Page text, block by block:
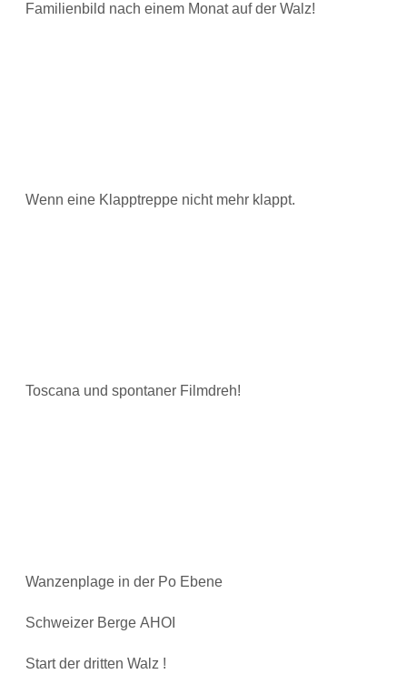
Familienbild nach einem Monat auf der Walz!
Wenn eine Klapptreppe nicht mehr klappt.
Toscana und spontaner Filmdreh!
Wanzenplage in der Po Ebene
Schweizer Berge AHOI
Start der dritten Walz !